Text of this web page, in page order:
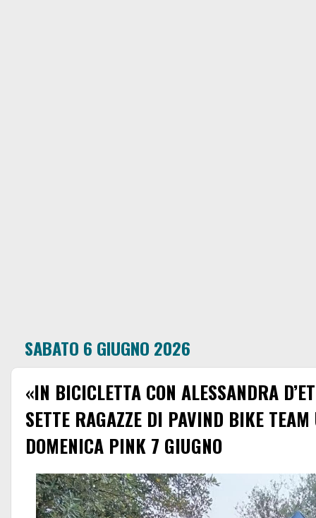
SABATO 6 GIUGNO 2026
«IN BICICLETTA CON ALESSANDRA
SETTE RAGAZZE DI PAVIND BIKE
DOMENICA PINK 7 GIUGNO